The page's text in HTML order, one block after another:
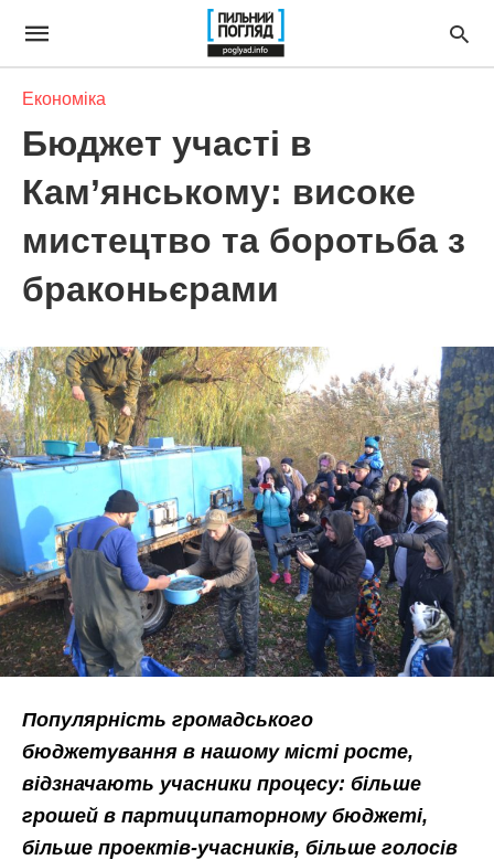
Економіка
Бюджет участі в
Кам’янському: високе
мистецтво та боротьба з
браконьєрами
Популярність громадського
бюджетування в нашому місті росте,
відзначають учасники процесу: більше
грошей в партиципаторному бюджеті,
більше проектів-учасників, більше голосів